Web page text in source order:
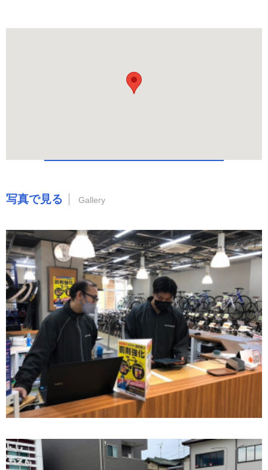
写真で見る